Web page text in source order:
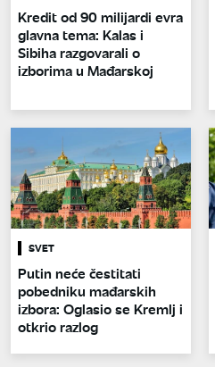
Kredit od 90 milijardi evra
glavna tema: Kalas i
Sibiha razgovarali o
izborima u Mađarskoj
SVET
Putin neće čestitati
pobedniku mađarskih
izbora: Oglasio se Kremlj i
otkrio razlog